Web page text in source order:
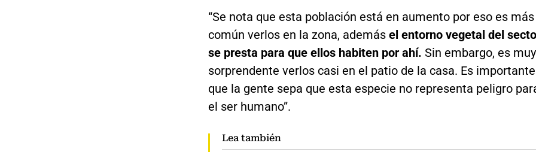
“Se nota que esta población está en aumento por eso es más
común verlos en la zona, además el entorno vegetal del
se presta para que ellos habiten por ahí. Sin embargo, es muy
sorprendente verlos casi en el patio de la casa. Es importante
que la gente sepa que esta especie no representa peligro
el ser humano”.
Lea también